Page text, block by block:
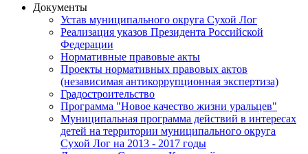
Документы
Устав муниципального округа Сухой Лог
Реализация указов Президента Российской
Федерации
Нормативные правовые акты
Проекты нормативных правовых актов
(независимая антикоррупционная экспертиза)
Градостроительство
Программа "Новое качество жизни уральцев"
Муниципальная программа действий в интересах
детей на территории муниципального округа
Сухой Лог на 2013 - 2017 годы